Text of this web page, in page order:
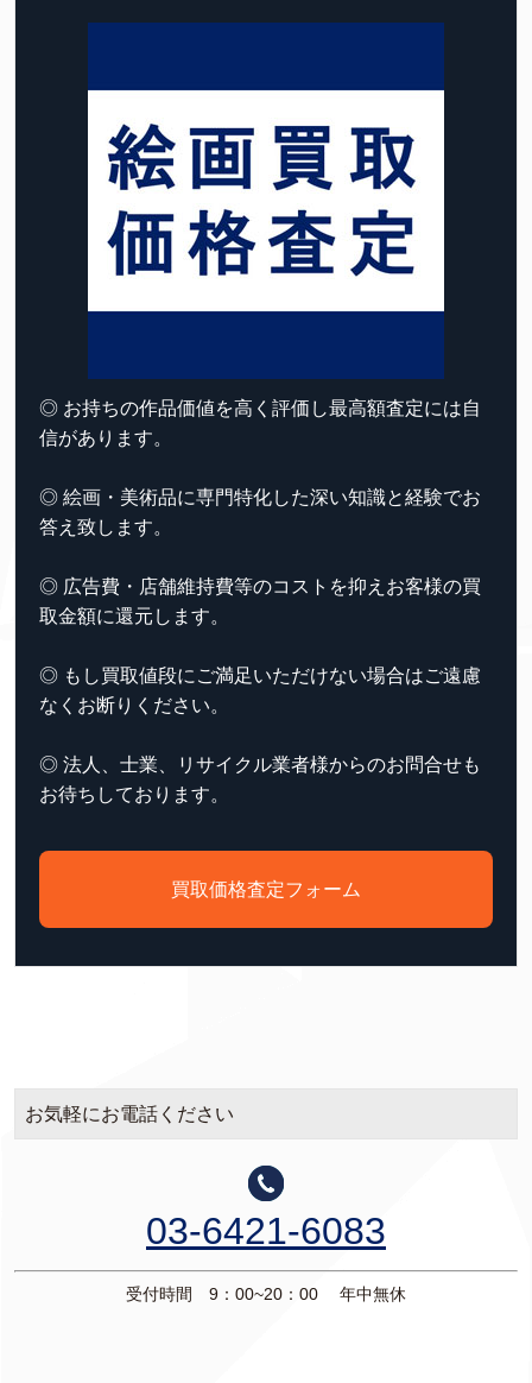
◎ お持ちの作品価値を高く評価し最高額査定には自
信があります。
◎ 絵画・美術品に専門特化した深い知識と経験でお
答え致します。
◎ 広告費・店舗維持費等のコストを抑えお客様の買
取金額に還元します。
◎ もし買取値段にご満足いただけない場合はご遠慮
なくお断りください。
◎ 法人、士業、リサイクル業者様からのお問合せも
お待ちしております。
買取価格査定フォーム
お気軽にお電話ください
03-6421-6083
受付時間 9：00~20：00 年中無休